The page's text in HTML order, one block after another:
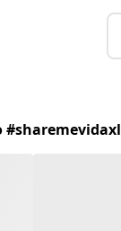
#sharemevidaxl